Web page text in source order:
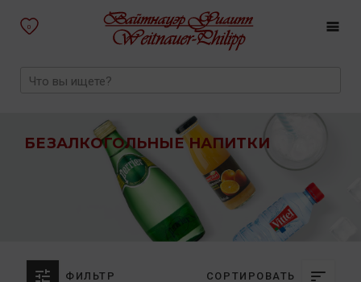
0
БЕЗАЛКОГОЛЬНЫЕ НАПИТКИ
ФИЛЬТР СОРТИРОВАТЬ